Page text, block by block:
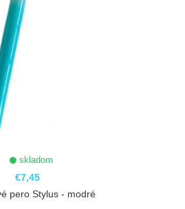
skladom
€7,45
pero Stylus - modré